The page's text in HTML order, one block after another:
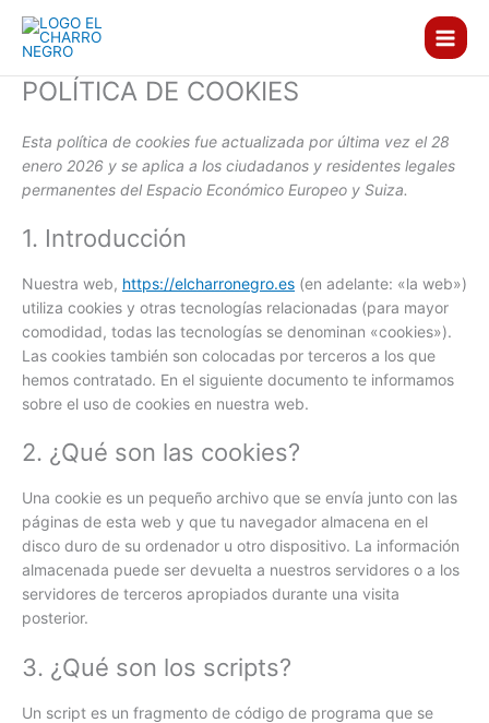
contenido
POLÍTICA DE COOKIES
Esta política de cookies fue actualizada por última vez el 28
enero 2026 y se aplica a los ciudadanos y residentes legales
permanentes del Espacio Económico Europeo y Suiza.
1. Introducción
Nuestra web, https://elcharronegro.es (en adelante: «la web»)
utiliza cookies y otras tecnologías relacionadas (para mayor
comodidad, todas las tecnologías se denominan «cookies»).
Las cookies también son colocadas por terceros a los que
hemos contratado. En el siguiente documento te informamos
sobre el uso de cookies en nuestra web.
2. ¿Qué son las cookies?
Una cookie es un pequeño archivo que se envía junto con las
páginas de esta web y que tu navegador almacena en el
disco duro de su ordenador u otro dispositivo. La información
almacenada puede ser devuelta a nuestros servidores o a los
servidores de terceros apropiados durante una visita
posterior.
3. ¿Qué son los scripts?
Un script es un fragmento de código de programa que se
service
wordpress
service
elementor
service
service
wpml
service
facebook
service
instagram
service
varios